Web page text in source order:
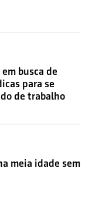
busca de
para se
de trabalho
meia idade sem